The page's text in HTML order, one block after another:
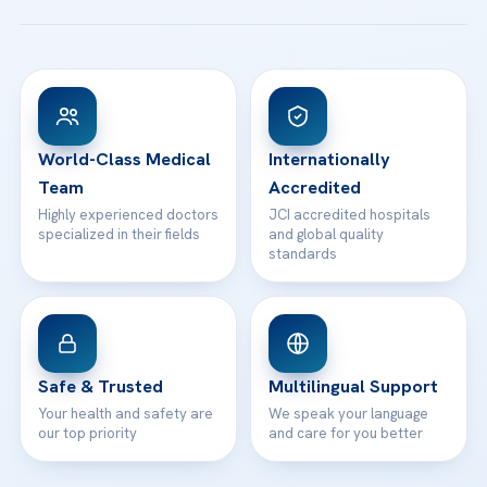
View All Hospitals
Patient Rights
Contact
WhatsApp Support
World-Class Medical
Team
Highly experienced doctors
specialized in their fields
Internationally
Accredited
JCI accredited hospitals
and global quality
standards
Safe & Trusted
Your health and safety are
our top priority
Multilingual Support
We speak your language
and care for you better